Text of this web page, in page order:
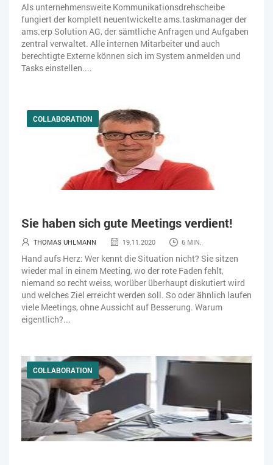
Als unternehmensweite Kommunikationsdrehscheibe
fungiert der komplett neuentwickelte ams.taskmanager der
ams.erp Solution AG, der sämtliche Anfragen und Aufgaben
zentral verwaltet. Alle internen Mitarbeiter und auch
berechtigte Externe können sich im System anmelden und
Tasks einstellen....
COLLABORATION
Sie haben sich gute Meetings verdient!
THOMAS UHLMANN 19.11.2020 6 MIN.
Hand aufs Herz: Wer kennt die Situation nicht? Sie sitzen
wieder mal in einem Meeting, wo der rote Faden fehlt,
niemand so recht weiss, worüber überhaupt diskutiert wird
und welches Ziel erreicht werden soll. So oder ähnlich laufen
viele Meetings, ohne Aussicht auf Besserung. Warum
eigentlich?...
COLLABORATION